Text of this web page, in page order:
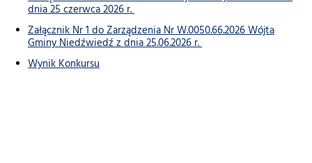
dnia 25 czerwca 2026 r.
Załącznik Nr 1 do Zarządzenia Nr W.0050.66.2026 Wójta
Gminy Niedźwiedź z dnia 25.06.2026 r.
Wynik Konkursu